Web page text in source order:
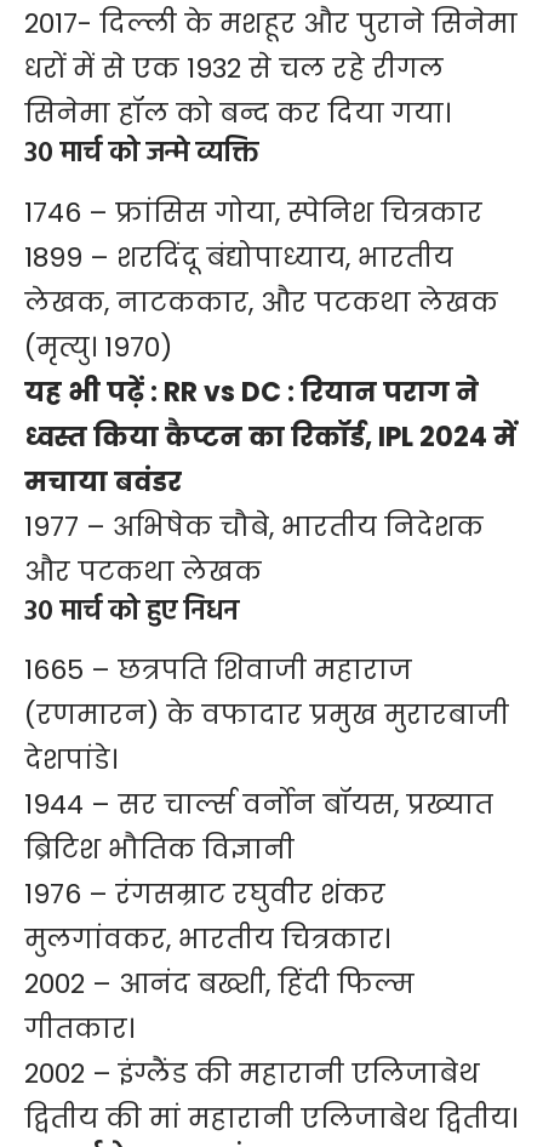
2017- दिल्ली के मशहूर और पुराने सिनेमा
धरों में से एक 1932 से चल रहे रीगल
सिनेमा हॉल को बन्द कर दिया गया।
30 मार्च को जन्मे व्यक्ति
1746 – फ्रांसिस गोया, स्पेनिश चित्रकार
1899 – शरदिंदू बंद्योपाध्याय, भारतीय
लेखक, नाटककार, और पटकथा लेखक
(मृत्यु। 1970)
यह भी पढ़ें : RR vs DC : रियान पराग ने
ध्वस्त किया कैप्टन का रिकॉर्ड, IPL 2024 में
मचाया बवंडर
1977 – अभिषेक चौबे, भारतीय निदेशक
और पटकथा लेखक
30 मार्च को हुए निधन
1665 – छत्रपति शिवाजी महाराज
(रणमारन) के वफादार प्रमुख मुरारबाजी
देशपांडे।
1944 – सर चार्ल्स वर्नोन बॉयस, प्रख्यात
ब्रिटिश भौतिक विज्ञानी
1976 – रंगसम्राट रघुवीर शंकर
मुलगांवकर, भारतीय चित्रकार।
2002 – आनंद बख्शी, हिंदी फिल्म
गीतकार।
2002 – इंग्लैंड की महारानी एलिजाबेथ
द्वितीय की मां महारानी एलिजाबेथ द्वितीय।